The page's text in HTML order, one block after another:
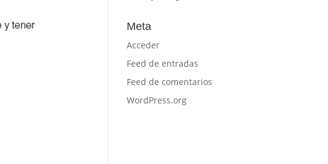
Meta
Acceder
Feed de entradas
Feed de comentarios
WordPress.org